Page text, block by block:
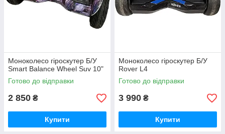
Моноколесо гіроскутер Б/У
Smart Balance Wheel Suv 10"
Готово до відправки
2 850 ₴
Купити
Моноколесо гіроскутер Б/У
Rover L4
Готово до відправки
3 990 ₴
Купити